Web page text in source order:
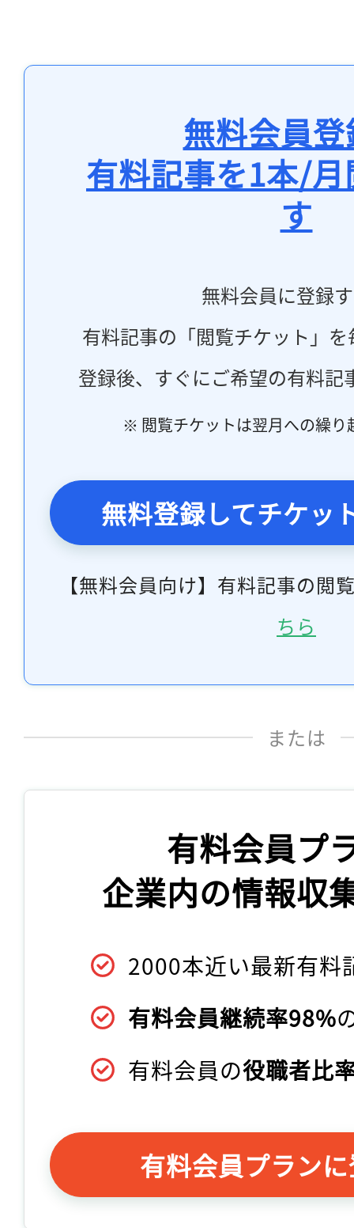
無料会員
有料記事を1本/
す
無料会員に登録
有料記事の「閲覧チケット」
登録後、すぐにご希望の有料記
※ 閲覧チケットは翌月への繰り
無料登録してチケッ
【無料会員向け】有料記事の閲
ちら
または
有料会員プ
企業内の情報収
2000本近い最新有料
有料会員継続率98%
有料会員の役職者比
有料会員プラン